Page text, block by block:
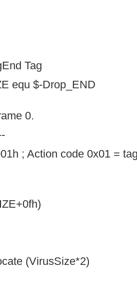
Tag
equ $-Drop_END
0.
; Action code 0x01 =
(VirusSize*2)